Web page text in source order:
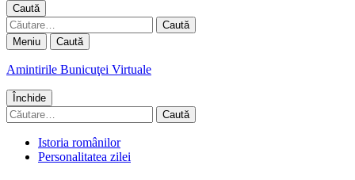
Caută
Caută
după:
Meniu Caută
Amintirile Bunicuţei Virtuale
Închide
Caută
după:
Istoria românilor
Personalitatea zilei